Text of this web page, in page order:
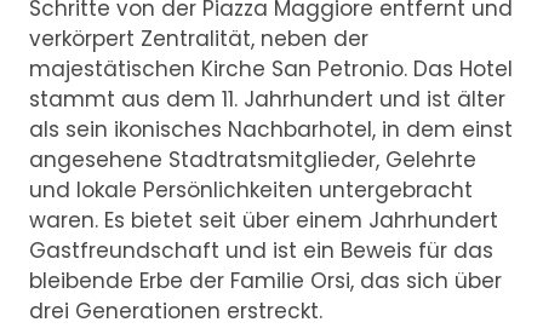
Schritte von der Piazza Maggiore entfernt und
verkörpert Zentralität, neben der
majestätischen Kirche San Petronio. Das Hotel
stammt aus dem 11. Jahrhundert und ist älter
als sein ikonisches Nachbarhotel, in dem einst
angesehene Stadtratsmitglieder, Gelehrte
und lokale Persönlichkeiten untergebracht
waren. Es bietet seit über einem Jahrhundert
Gastfreundschaft und ist ein Beweis für das
bleibende Erbe der Familie Orsi, das sich über
drei Generationen erstreckt.